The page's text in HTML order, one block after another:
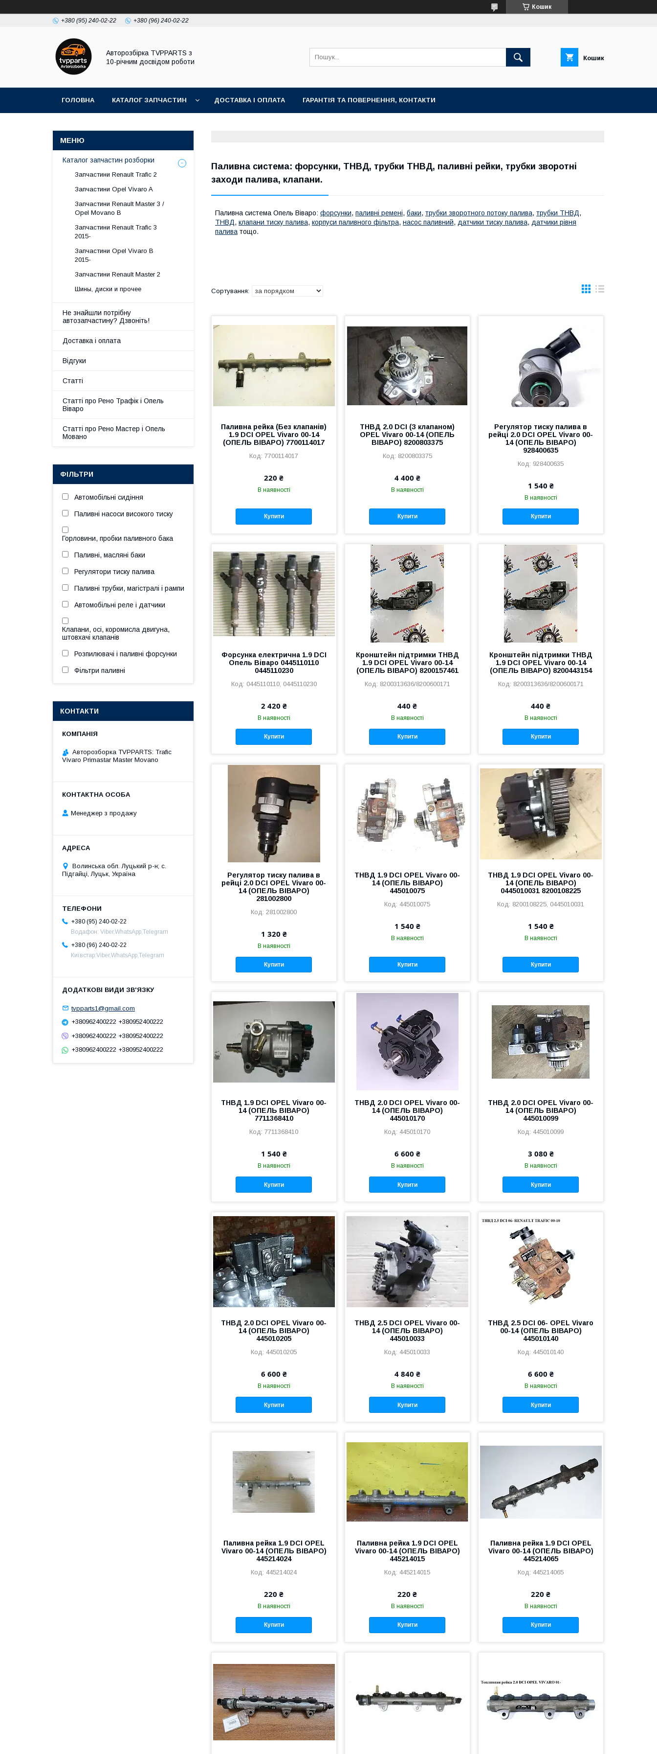
Кошик
+380 (95) 240-02-22 +380 (96) 240-02-22
Авторозбірка TVPPARTS з
10-річним досвідом роботи
Кошик
ГОЛОВНА КАТАЛОГ ЗАПЧАСТИН ДОСТАВКА І ОПЛАТА ГАРАНТІЯ ТА ПОВЕРНЕННЯ, КОНТАКТИ
Паливна система: форсунки, ТНВД, трубки ТНВД, паливні рейки, трубки зворотні
заходи палива, клапани.
Паливна система Опель Віваро: форсунки, паливні ремені, баки, трубки зворотного потоку палива, трубки ТНВД,
ТНВД, клапани тиску палива, корпуси паливного фільтра, насос паливний, датчики тиску палива, датчики рівня
палива тощо.
Паливна рейка (Без клапанів)
1.9 DCI OPEL Vivaro 00-14
(ОПЕЛЬ ВІВАРО) 7700114017
7700114017
220 ₴
В наявності
Купити
ТНВД 2.0 DCI (З клапаном)
OPEL Vivaro 00-14 (ОПЕЛЬ
ВІВАРО) 8200803375
8200803375
4 400 ₴
В наявності
Купити
Регулятор тиску палива в
рейці 2.0 DCI OPEL Vivaro 00-
14 (ОПЕЛЬ ВІВАРО)
928400635
928400635
1 540 ₴
В наявності
Купити
Форсунка електрична 1.9 DCI
Опель Віваро 0445110110
0445110230
0445110110, 0445110230
2 420 ₴
В наявності
Купити
Кронштейн підтримки ТНВД
1.9 DCI OPEL Vivaro 00-14
(ОПЕЛЬ ВІВАРО) 8200157461
8200313636/8200600171
440 ₴
В наявності
Купити
Кронштейн підтримки ТНВД
1.9 DCI OPEL Vivaro 00-14
(ОПЕЛЬ ВІВАРО) 8200443154
8200313636/8200600171
440 ₴
В наявності
Купити
Регулятор тиску палива в
рейці 2.0 DCI OPEL Vivaro 00-
14 (ОПЕЛЬ ВІВАРО)
281002800
281002800
1 320 ₴
В наявності
Купити
ТНВД 1.9 DCI OPEL Vivaro 00-
14 (ОПЕЛЬ ВІВАРО)
445010075
445010075
1 540 ₴
В наявності
Купити
ТНВД 1.9 DCI OPEL Vivaro 00-
14 (ОПЕЛЬ ВІВАРО)
0445010031 8200108225
8200108225, 0445010031
1 540 ₴
В наявності
Купити
ТНВД 1.9 DCI OPEL Vivaro 00-
14 (ОПЕЛЬ ВІВАРО)
7711368410
7711368410
1 540 ₴
В наявності
Купити
ТНВД 2.0 DCI OPEL Vivaro 00-
14 (ОПЕЛЬ ВІВАРО)
445010170
445010170
6 600 ₴
В наявності
Купити
ТНВД 2.0 DCI OPEL Vivaro 00-
14 (ОПЕЛЬ ВІВАРО)
445010099
445010099
3 080 ₴
В наявності
Купити
ТНВД 2.0 DCI OPEL Vivaro 00-
14 (ОПЕЛЬ ВІВАРО)
445010205
445010205
6 600 ₴
В наявності
Купити
ТНВД 2.5 DCI OPEL Vivaro 00-
14 (ОПЕЛЬ ВІВАРО)
445010033
445010033
4 840 ₴
В наявності
Купити
ТНВД 2.5 DCI 06- OPEL Vivaro
00-14 (ОПЕЛЬ ВІВАРО)
445010140
445010140
6 600 ₴
В наявності
Купити
Паливна рейка 1.9 DCI OPEL
Vivaro 00-14 (ОПЕЛЬ ВІВАРО)
445214024
445214024
220 ₴
В наявності
Купити
Паливна рейка 1.9 DCI OPEL
Vivaro 00-14 (ОПЕЛЬ ВІВАРО)
445214015
445214015
220 ₴
В наявності
Купити
Паливна рейка 1.9 DCI OPEL
Vivaro 00-14 (ОПЕЛЬ ВІВАРО)
445214065
445214065
220 ₴
В наявності
Купити
Каталог запчастин розборки
Запчастини Renault Trafic 2
Запчастини Opel Vivaro A
Запчастини Renault Master 3 /
Opel Movano B
Запчастини Renault Trafic 3
2015-
Запчастини Opel Vivaro B
2015-
Запчастини Renault Master 2
Шины, диски и прочее
Не знайшли потрібну
автозапчастину? Дзвоніть!
Доставка і оплата
Відгуки
Статті
Статті про Рено Трафік і Опель
Віваро
Статті про Рено Мастер і Опель
Мовано
ФІЛЬТРИ
Автомобільні сидіння
Паливні насоси високого тиску
Горловини, пробки паливного бака
Паливні, масляні баки
Регулятори тиску палива
Паливні трубки, магістралі і рампи
Автомобільні реле і датчики
Клапани, осі, коромисла двигуна,
штовхачі клапанів
Розпилювачі і паливні форсунки
Фільтри паливні
КОНТАКТИ
Авторозборка TVPPARTS: Trafic
Vivaro Primastar Master Movano
Менеджер з продажу
Волинська обл. Луцький р-н; с.
Підгайці, Луцьк, Україна
+380 (95) 240-02-22
Водафон: Viber,WhatsApp,Telegram
+380 (96) 240-02-22
Київстар:Viber,WhatsApp,Telegram
tvpparts1@gmail.com
+380962400222 +380952400222
+380962400222 +380952400222
+380962400222 +380952400222